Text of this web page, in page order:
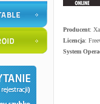
Producent:
Licencja:
System